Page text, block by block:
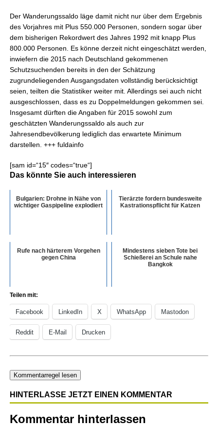
Der Wanderungssaldo läge damit nicht nur über dem Ergebnis
des Vorjahres mit Plus 550.000 Personen, sondern sogar über
dem bisherigen Rekordwert des Jahres 1992 mit knapp Plus
800.000 Personen. Es könne derzeit nicht eingeschätzt werden,
inwiefern die 2015 nach Deutschland gekommenen
Schutzsuchenden bereits in den der Schätzung
zugrundeliegenden Ausgangsdaten vollständig berücksichtigt
seien, teilten die Statistiker weiter mit. Allerdings sei auch nicht
ausgeschlossen, dass es zu Doppelmeldungen gekommen sei.
Insgesamt dürften die Angaben für 2015 sowohl zum
geschätzten Wanderungssaldo als auch zur
Jahresendbevölkerung lediglich das erwartete Minimum
darstellen. +++ fuldainfo
[sam id=“15″ codes=“true“]
Das könnte Sie auch interessieren
Bulgarien: Drohne in Nähe von
wichtiger Gaspipeline explodiert
Tierärzte fordern bundesweite
Kastrationspflicht für Katzen
Rufe nach härterem Vorgehen
gegen China
Mindestens sieben Tote bei
Schießerei an Schule nahe
Bangkok
Teilen mit:
Facebook LinkedIn X WhatsApp Mastodon
Reddit E-Mail Drucken
Kommentarregel lesen
HINTERLASSE JETZT EINEN KOMMENTAR
Kommentar hinterlassen